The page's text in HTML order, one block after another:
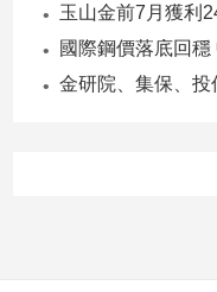
費
康/
國際鋼價落底回